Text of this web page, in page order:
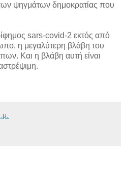
ψηγμάτων δημοκρατίας που
sars-covid-2 εκτός από
η μεγαλύτερη βλάβη του
Και η βλάβη αυτή είναι